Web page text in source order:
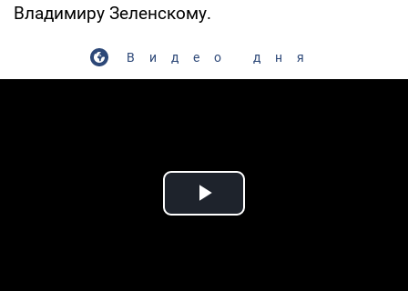
Владимиру Зеленскому.
Видео дня
Play Video